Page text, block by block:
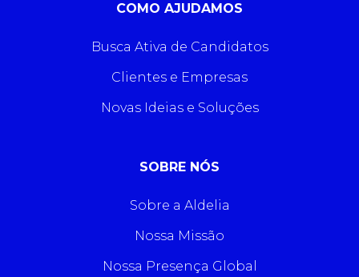
COMO AJUDAMOS
Busca Ativa de Candidatos
Clientes e Empresas
Novas Ideias e Soluções
SOBRE NÓS
Sobre a Aldelia
Nossa Missão
Nossa Presença Global